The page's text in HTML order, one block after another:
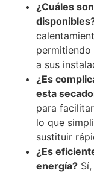
¿Cuáles
permitiendo
a sus
¿Es
esta
para
lo que
sustituir
¿Es
energía?